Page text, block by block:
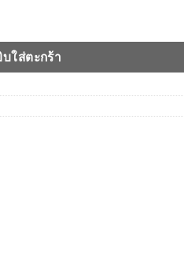
น งาน2ชิ้น เสื้อและกระโปรงเข้
ใส่ตะกร้า